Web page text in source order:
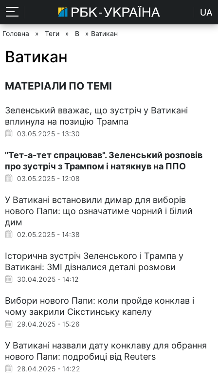
UA
Головна » Теги » В » Ватикан
Ватикан
МАТЕРІАЛИ ПО ТЕМІ
Зеленський вважає, що зустріч у Ватикані
вплинула на позицію Трампа
03.05.2025 - 13:30
"Тет-а-тет спрацював". Зеленський розповів
про зустріч з Трампом і натякнув на ППО
03.05.2025 - 12:08
У Ватикані встановили димар для виборів
нового Папи: що означатиме чорний і білий
дим
02.05.2025 - 14:38
Історична зустріч Зеленського і Трампа у
Ватикані: ЗМІ дізналися деталі розмови
30.04.2025 - 14:12
Вибори нового Папи: коли пройде конклав і
чому закрили Сікстинську капелу
29.04.2025 - 15:26
У Ватикані назвали дату конклаву для обрання
нового Папи: подробиці від Reuters
28.04.2025 - 14:22